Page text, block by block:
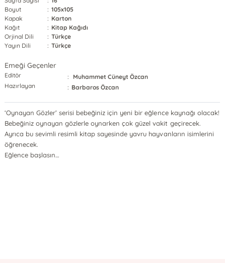
Boyut
: 105x105
Kapak
: Karton
Kağıt
: Kitap Kağıdı
Orjinal Dili
: Türkçe
Yayın Dili
: Türkçe
Emeği Geçenler
Editör :
Muhammet Cüneyt Özcan
Hazırlayan
: Barbaros Özcan
‘Oynayan Gözler’ serisi bebeğiniz için yeni bir eğlence kaynağı olacak!
Bebeğiniz oynayan gözlerle oynarken çok güzel vakit geçirecek.
Ayrıca bu sevimli resimli kitap sayesinde yavru hayvanların isimlerini
öğrenecek.
Eğlence başlasın…